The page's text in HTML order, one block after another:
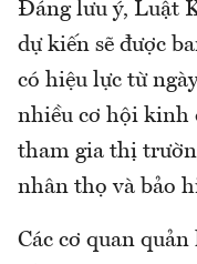
Đáng lưu ý, Luật
dự kiến sẽ được
có hiệu lực từ
nhiều cơ hội kinh
tham gia thị
nhân thọ và bảo
Các cơ quan